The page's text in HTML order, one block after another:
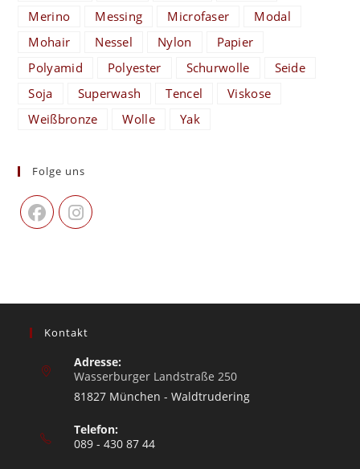
Merino
Messing Microfaser
Modal
Mohair
Nessel Nylon
Papier
Polyamid
Polyester Schurwolle
Seide
Soja
Superwash Tencel
Viskose
Weißbronze
Wolle Yak
Folge uns
Kontakt
Adresse:
Wasserburger Landstraße 250
81827 München - Waldtrudering
Telefon:
089 - 430 87 44